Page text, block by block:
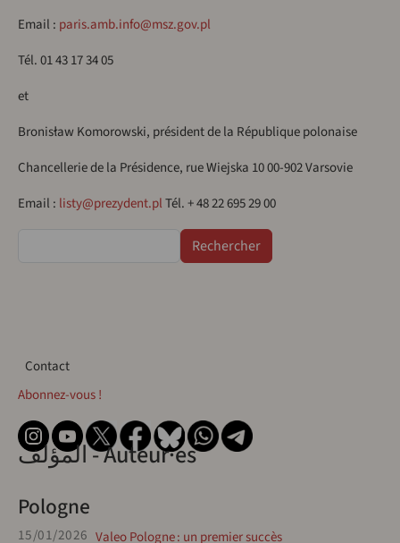
Email : paris.amb.info@msz.gov.pl
Tél. 01 43 17 34 05
et
Bronisław Komorowski, président de la République polonaise
Chancellerie de la Présidence, rue Wiejska 10 00-902 Varsovie
Email : listy@prezydent.plTél. + 48 22 695 29 00
Contact
Contact
Abonnez-vous !
المؤلف - Auteur·es
Pologne
15/01/2026 Valeo Pologne : un premier succès